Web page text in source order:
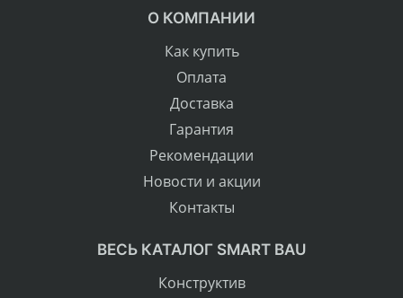
О КОМПАНИИ
Как купить
Оплата
Доставка
Гарантия
Рекомендации
Новости и акции
Контакты
ВЕСЬ КАТАЛОГ SMART BAU
Конструктив